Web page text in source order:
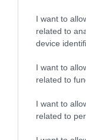
I want to
related to
device
I want to
related to
I want to
related to